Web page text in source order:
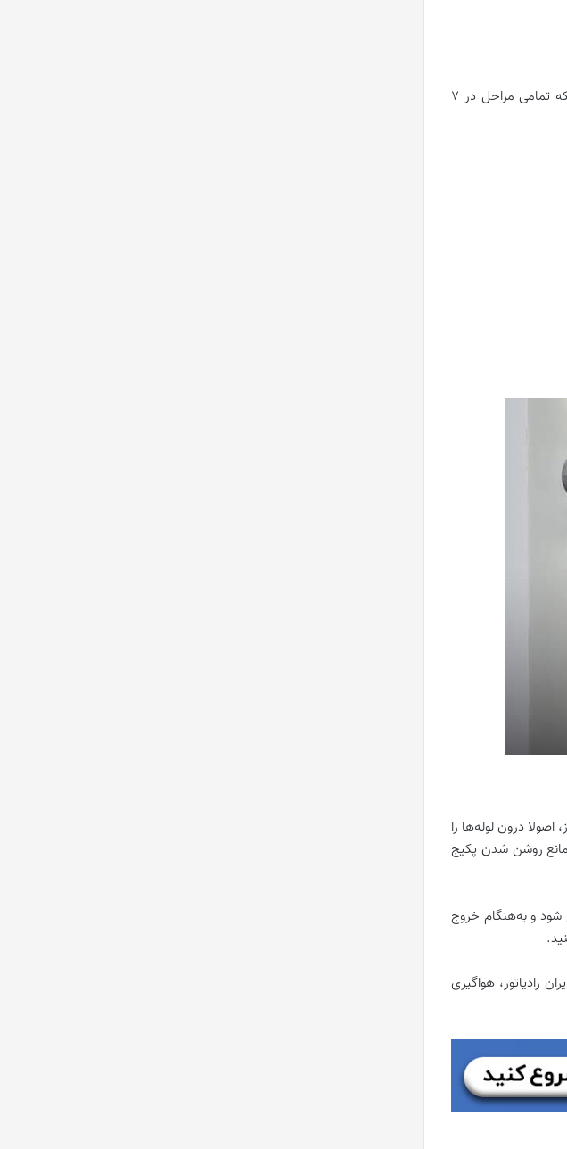
اگر بخواهیم مراحل تنظیم و راه اندازی پکیج ایران رادیاتور را به‌طور خلاصه بیان کنیم، باید بگوییم که تمامی مراحل در 7
درون لوله‌ها را
مانع روشن شدن پکیج
شود و به‌هنگام خروج
رادیاتور، هواگیری